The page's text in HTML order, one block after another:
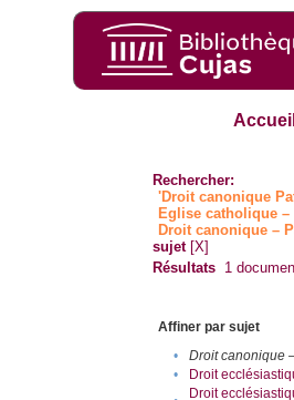
Accueil
Rechercher:
'Droit canonique
Eglise catholique
Droit canonique –
sujet [X]
Résultats 1
Affiner par sujet
•
Droit canonique
•
Droit
Droit